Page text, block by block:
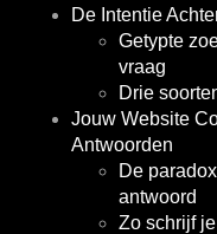
De Intentie
Getypte
vraag
Drie
Jouw Website
Antwoorden
De
antwoord
Zo schrijf